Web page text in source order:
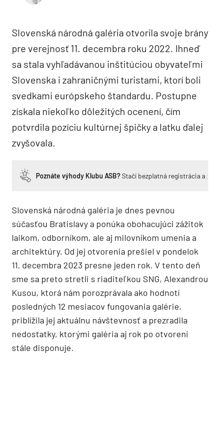
Slovenská národná galéria otvorila svoje brány
pre verejnosť 11. decembra roku 2022. Ihneď
sa stala vyhľadávanou inštitúciou obyvateľmi
Slovenska i zahraničnými turistami, ktorí boli
svedkami európskeho štandardu. Postupne
získala niekoľko dôležitých ocenení, čím
potvrdila pozíciu kultúrnej špičky a latku ďalej
zvyšovala.
Poznáte výhody Klubu ASB?Stačí bezplatná registrácia a
Slovenská národná galéria je dnes pevnou
súčasťou Bratislavy a ponúka obohacujúci zážitok
laikom, odborníkom, ale aj milovníkom umenia a
architektúry. Od jej otvorenia prešiel v pondelok
11. decembra 2023 presne jeden rok. V tento deň
sme sa preto stretli s riaditeľkou SNG, Alexandrou
Kusou, ktorá nám porozprávala ako hodnotí
posledných 12 mesiacov fungovania galérie,
priblížila jej aktuálnu návštevnosť a prezradila
nedostatky, ktorými galéria aj rok po otvorení
stále disponuje.